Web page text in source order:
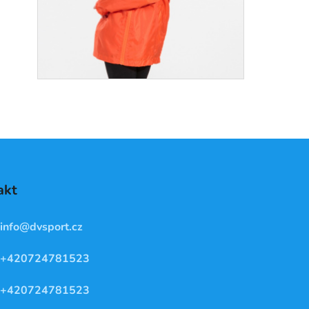
info@dvsport.cz
+420724781523
+420724781523